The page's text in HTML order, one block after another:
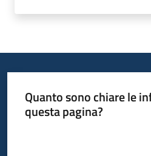
Quanto sono chiare le
questa pagina?